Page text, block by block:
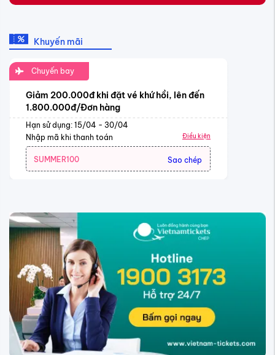
Khuyến mãi
Chuyến bay
Giảm 200.000đ khi đặt vé khứ hồi, lên đến
1.800.000đ/Đơn hàng
Hạn sử dụng: 15/04 - 30/04
Nhập mã khi thanh toán
Điều kiện
SUMMER100 Sao chép